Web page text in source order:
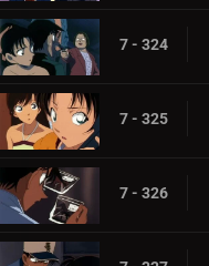
7 - 324
7 - 325
7 - 326